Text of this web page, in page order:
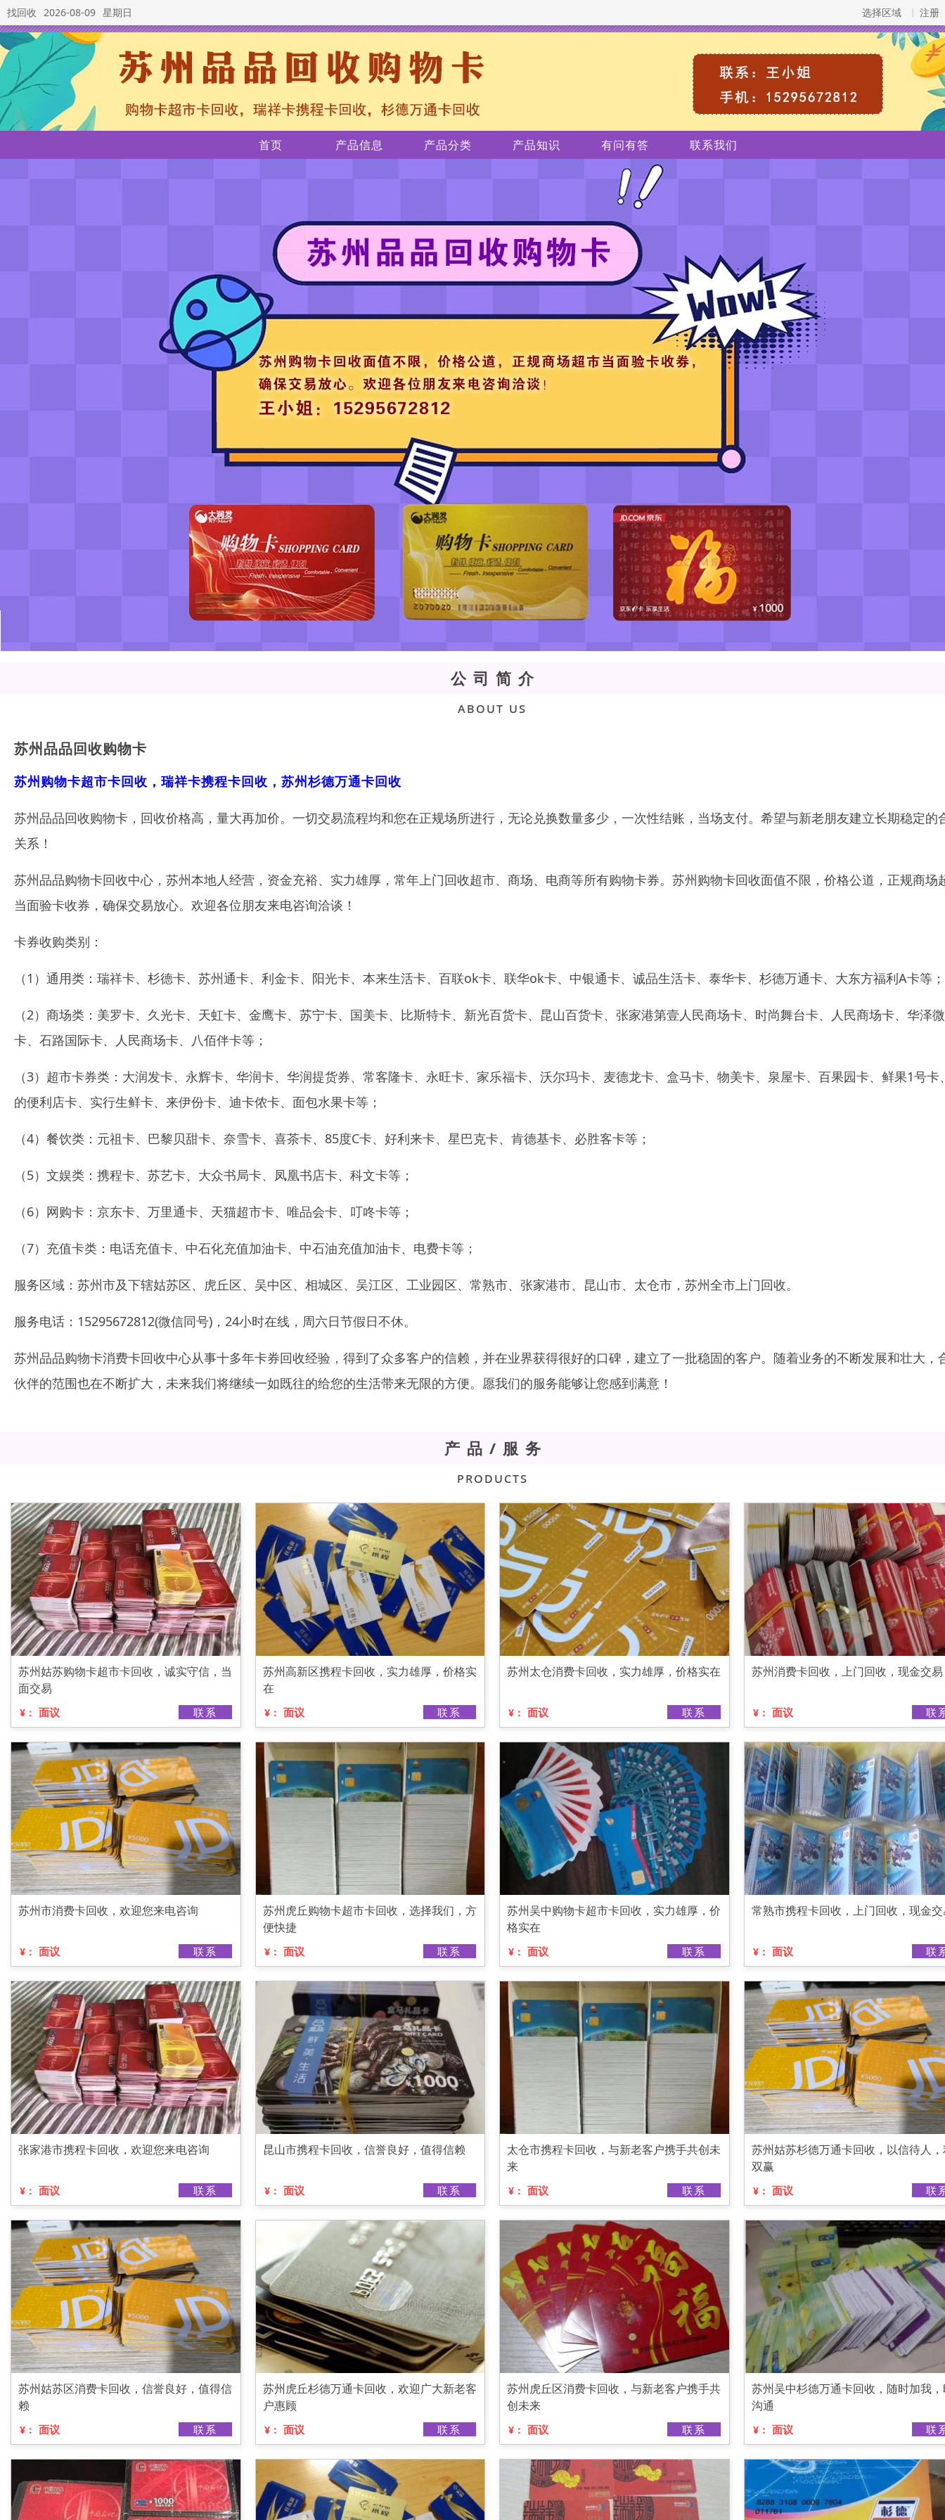
找回收 2026-08-09 星期日 选择区域 注册
首页 产品信息 产品分类 产品知识 有问有答 联系我们
公司简介
About Us
苏州品品回收购物卡
苏州购物卡超市卡回收，瑞祥卡携程卡回收，苏州杉德万通卡回收
苏州品品回收购物卡，回收价格高，量大再加价。一切交易流程均和您在正规场所进行，无论兑换数量多少，一次性结账，当场支付。希望与新老朋友建立长期稳定的
关系！
苏州品品购物卡回收中心，苏州本地人经营，资金充裕、实力雄厚，常年上门回收超市、商场、电商等所有购物卡券。苏州购物卡回收面值不限，价格公道，正规商场
当面验卡收券，确保交易放心。欢迎各位朋友来电咨询洽谈！
卡券收购类别：
（1）通用类：瑞祥卡、杉德卡、苏州通卡、利金卡、阳光卡、本来生活卡、百联ok卡、联华ok卡、中银通卡、诚品生活卡、泰华卡、 杉德万通卡、 大东方福利A卡等；
（2）商场类：美罗卡、久光卡、天虹卡、金鹰卡、苏宁卡、国美卡、比斯特卡、新光百货卡、昆山百货卡、张家港第壹人民商场卡、时尚舞台卡、人民商场卡、华泽
卡、石路国际卡、人民商场卡、八佰伴卡等；
（3）超市卡券类：大润发卡、永辉卡、华润卡、华润提货券、常客隆卡、永旺卡、家乐福卡、沃尔玛卡、麦德龙卡、盒马卡、物美卡、泉屋卡、百果园卡、鲜果1号卡
的便利店卡、实行生鲜卡、来伊份卡、迪卡侬卡、面包水果卡等；
（4）餐饮类：元祖卡、巴黎贝甜卡、奈雪卡、喜茶卡、85度C卡、好利来卡、星巴克卡、肯德基卡、必胜客卡等；
（5）文娱类：携程卡、苏艺卡、大众书局卡、凤凰书店卡、科文卡等；
（6）网购卡：京东卡、万里通卡、天猫超市卡、唯品会卡、叮咚卡等；
（7）充值卡类：电话充值卡、中石化充值加油卡、中石油充值加油卡、电费卡等；
服务区域：苏州市及下辖姑苏区、虎丘区、吴中区、相城区、吴江区、工业园区、常熟市、张家港市、昆山市、太仓市，苏州全市上门回收。
服务电话：15295672812(微信同号)，24小时在线，周六日节假日不休。
苏州品品购物卡消费卡回收中心从事十多年卡券回收经验，得到了众多客户的信赖，并在业界获得很好的口碑，建立了一批稳固的客户。随着业务的不断发展和壮大，
伙伴的范围也在不断扩大，未来我们将继续一如既往的给您的生活带来无限的方便。愿我们的服务能够让您感到满意！
产品/服务
Products
苏州姑苏购物卡超市卡回收，诚实守信，当
面交易
¥： 面议 联系
苏州高新区携程卡回收，实力雄厚，价格实
在
¥： 面议 联系
苏州太仓消费卡回收，实力雄厚，价格实在
¥： 面议 联系
苏州消费卡回收，上门回收，现金交易
¥： 面议 联
苏州市消费卡回收，欢迎您来电咨询
¥： 面议 联系
苏州虎丘购物卡超市卡回收，选择我们，方
便快捷
¥： 面议 联系
苏州吴中购物卡超市卡回收，实力雄厚，价
格实在
¥： 面议 联系
常熟市携程卡回收，上门回收，现金
¥： 面议 联
张家港市携程卡回收，欢迎您来电咨询
¥： 面议 联系
昆山市携程卡回收，信誉良好，值得信赖
¥： 面议 联系
太仓市携程卡回收，与新老客户携手共创未
来
¥： 面议 联系
苏州姑苏杉德万通卡回收，以信待人
双赢
¥： 面议 联
苏州姑苏区消费卡回收，信誉良好，值得信
赖
¥： 面议 联系
苏州虎丘杉德万通卡回收，欢迎广大新老客
户惠顾
¥： 面议 联系
苏州虎丘区消费卡回收，与新老客户携手共
创未来
¥： 面议 联系
苏州吴中杉德万通卡回收，随时加我
沟通
¥： 面议 联